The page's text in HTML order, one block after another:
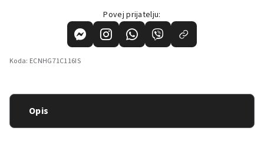
Povej prijatelju:
Koda: ECNHG71C116IS
Opis